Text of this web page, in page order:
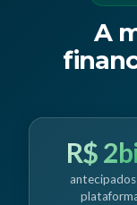
A
R$
antecipados